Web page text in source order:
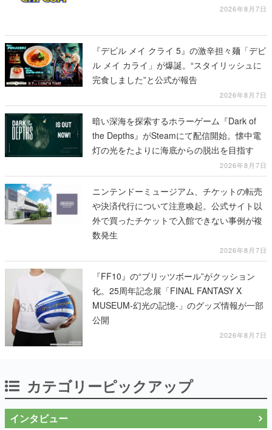
2026年8月7日
『デビル メイ クライ 5』の激辛担々麺「デビ
ル メイ カライ」が爆誕。“スタイリッシュに
完食しました”と公式が報告
2026年8月7日
暗い深海を探索するホラーゲーム『Dark of
the Depths』がSteamにて配信開始。懐中電
灯の光をたよりに海底からの脱出を目指す
2026年8月7日
ニンテンドーミュージアム、チケットの転売
や決済代行について注意喚起。公式サイト以
外で買ったチケットで入館できない事例が複
数発生
2026年8月7日
『FF10』の“ブリッツボール”がクッション
化。25周年記念展「FINAL FANTASY X
MUSEUM-幻光の記憶-」のグッズ情報が一部
公開
2026年8月7日
カテゴリーピックアップ
インタビュー